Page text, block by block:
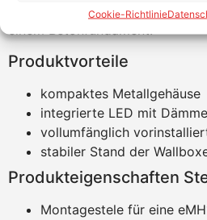
Cookie-Richtlinie
stabilen Stand empfiehlt ABL
einem Betonfundament.
Produktvorteile
kompaktes Metallgehäuse
integrierte LED mit
vollumfänglich
stabiler Stand der
Produkteigenschaften
Montagestele für eine